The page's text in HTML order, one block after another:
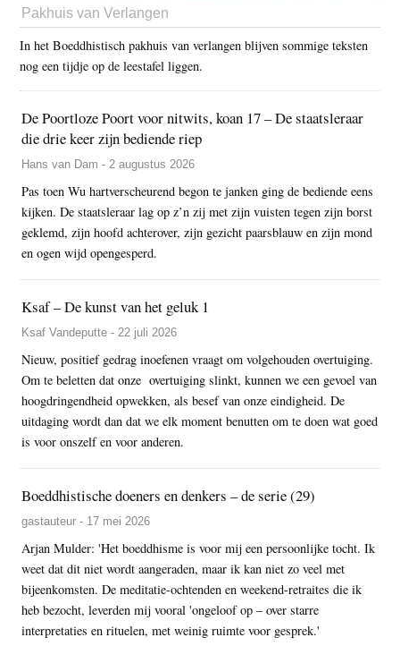
Pakhuis van Verlangen
In het Boeddhistisch pakhuis van verlangen blijven sommige teksten
nog een tijdje op de leestafel liggen.
De Poortloze Poort voor nitwits, koan 17 – De staatsleraar
die drie keer zijn bediende riep
Hans van Dam - 2 augustus 2026
Pas toen Wu hartverscheurend begon te janken ging de bediende eens
kijken. De staatsleraar lag op z’n zij met zijn vuisten tegen zijn borst
geklemd, zijn hoofd achterover, zijn gezicht paarsblauw en zijn mond
en ogen wijd opengesperd.
Ksaf – De kunst van het geluk 1
Ksaf Vandeputte - 22 juli 2026
Nieuw, positief gedrag inoefenen vraagt om volgehouden overtuiging.
Om te beletten dat onze overtuiging slinkt, kunnen we een gevoel van
hoogdringendheid opwekken, als besef van onze eindigheid. De
uitdaging wordt dan dat we elk moment benutten om te doen wat goed
is voor onszelf en voor anderen.
Boeddhistische doeners en denkers – de serie (29)
gastauteur - 17 mei 2026
Arjan Mulder: 'Het boeddhisme is voor mij een persoonlijke tocht. Ik
weet dat dit niet wordt aangeraden, maar ik kan niet zo veel met
bijeenkomsten. De meditatie-ochtenden en weekend-retraites die ik
heb bezocht, leverden mij vooral 'ongeloof op – over starre
interpretaties en rituelen, met weinig ruimte voor gesprek.'